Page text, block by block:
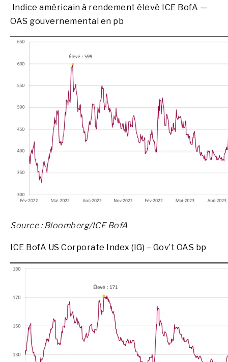
Indice américain à rendement élevé ICE BofA —
OAS gouvernemental en pb
Source : Bloomberg/ICE BofA
ICE BofA US Corporate Index (IG) – Gov’t OAS bp